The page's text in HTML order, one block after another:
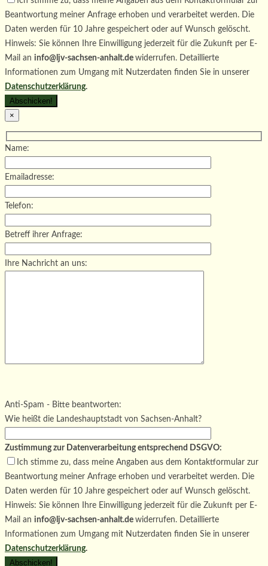
Beantwortung meiner Anfrage erhoben und verarbeitet werden. Die
Daten werden für 10 Jahre gespeichert oder auf Wunsch gelöscht.
Hinweis: Sie können Ihre Einwilligung jederzeit für die Zukunft per E-
Mail an info@ljv-sachsen-anhalt.de widerrufen. Detaillierte
Informationen zum Umgang mit Nutzerdaten finden Sie in unserer
Datenschutzerklärung.
×
Name:
Emailadresse:
Telefon:
Betreff ihrer Anfrage:
Ihre Nachricht an uns:
Bitte lasse dieses Feld leer.
Anti-Spam - Bitte beantworten:
Wie heißt die Landeshauptstadt von Sachsen-Anhalt?
Zustimmung zur Datenverarbeitung entsprechend DSGVO:
Ich stimme zu, dass meine Angaben aus dem Kontaktformular zur
Beantwortung meiner Anfrage erhoben und verarbeitet werden. Die
Daten werden für 10 Jahre gespeichert oder auf Wunsch gelöscht.
Hinweis: Sie können Ihre Einwilligung jederzeit für die Zukunft per E-
Mail an info@ljv-sachsen-anhalt.de widerrufen. Detaillierte
Informationen zum Umgang mit Nutzerdaten finden Sie in unserer
Datenschutzerklärung.